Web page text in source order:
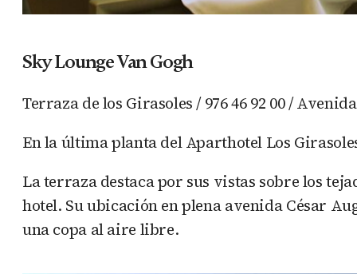
Sky Lounge Van Gogh
Terraza de los Girasoles / 976 46 92 00 /
En la última planta del Aparthotel Los
La terraza destaca por sus vistas sobre los
hotel. Su ubicación en plena avenida César
una copa al aire libre.